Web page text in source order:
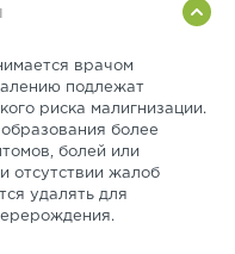
врачом
подлежат
риска малигнизации.
более
болей или
отсутствии жалоб
удалять для